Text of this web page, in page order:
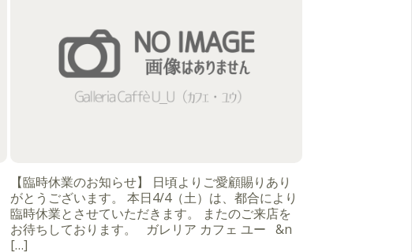
【臨時休業のお知らせ】 日頃よりご愛顧賜りあり
がとうございます。 本日4/4（土）は、都合により
臨時休業とさせていただきます。 またのご来店を
お待ちしております。 ガレリア カフェ ユー &n
[…]